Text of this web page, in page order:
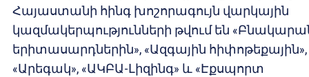
Հայաստանի հինգ խոշորագույն վարկային
կազմակերպությունների թվում են
երիտասարդներին», «Ազգային հիփոթեքային»,
«Արեգակ», «ԱԿԲԱ-Լիզինգ» և «Էքսպորտ